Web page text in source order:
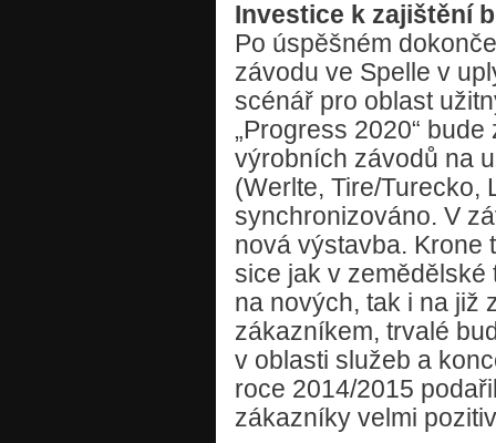
Investice k zajištění
Po úspěšném
závodu ve Spelle v
scénář pro oblast
„Progress 2020“
výrobních závodů na
(Werlte, Tire/Turecko,
synchronizováno. V
nová výstavba. Krone
sice jak v zemědělské
na nových, tak i na již
zákazníkem, trvalé
v oblasti služeb a
roce 2014/2015
zákazníky velmi